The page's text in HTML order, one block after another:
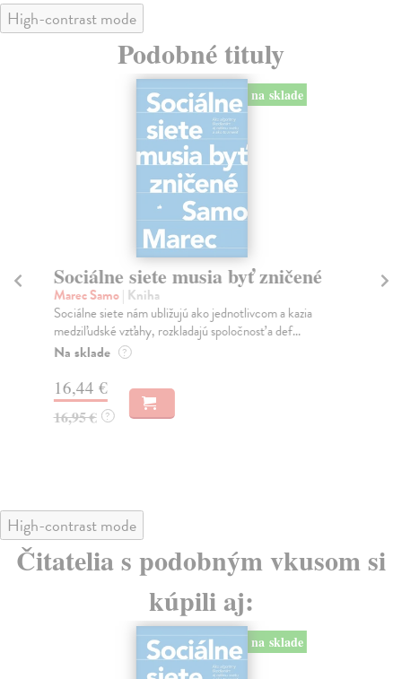
High-contrast mode
Podobné tituly
na sklade
Sociálne siete musia byť zničené
Marec Samo| Kniha
Sociálne siete nám ubližujú ako jednotlivcom a kazia
medziľudské vzťahy, rozkladajú spoločnosť a def...
Na sklade ?
16,44 €
16,95 € ?
High-contrast mode
Čitatelia s podobným vkusom si
kúpili aj:
na sklade